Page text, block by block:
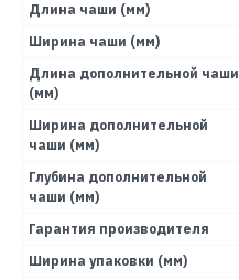
Длина чаши (мм)
Ширина чаши (мм)
Длина дополнительной чаши
(мм)
Ширина дополнительной
чаши (мм)
Глубина дополнительной
чаши (мм)
Гарантия производителя
Ширина упаковки (мм)